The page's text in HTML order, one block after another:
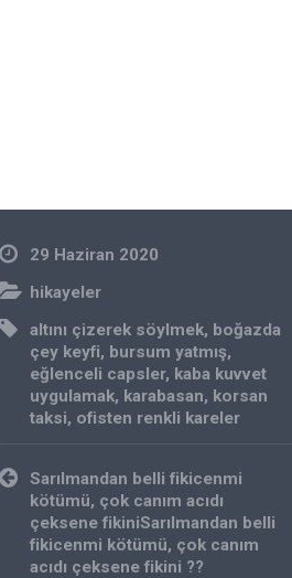
29 Haziran 2020
hikayeler
altını çizerek söylmek, boğazda
çey keyfi, bursum yatmış,
eğlenceli capsler, kaba kuvvet
uygulamak, karabasan, korsan
taksi, ofisten renkli kareler
Yazı
gezinmesi
Sarılmandan belli fikicenmi
kötümü, çok canım acıdı
çeksene fikiniSarılmandan belli
fikicenmi kötümü, çok canım
acıdı çeksene fikini ??